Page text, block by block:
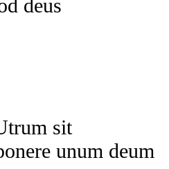
deus
sit
unum deum